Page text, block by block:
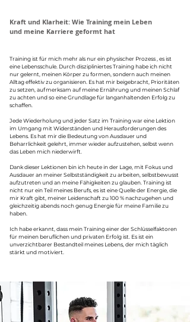
Kraft und Klarheit: Wie Training mein Leben
und meine Karriere geformt hat
Training ist für mich mehr als nur ein physischer Prozess , es ist
eine Lebensschule. Durch diszipliniertes Training habe ich nicht
nur gelernt, meinen Körper zu formen, sondern auch meinen
Alltag effektiv zu organisieren. Es hat mir beigebracht, Prioritäten
zu setzen, aufmerksam auf meine Ernährung und meinen Schlaf
zu achten und so eine Grundlage für langanhaltenden Erfolg zu
schaffen.
Jede Wiederholung und jeder Satz im Training war eine Lektion
im Umgang mit Widerständen und Herausforderungen des
Lebens. Es hat mir die Bedeutung von Ausdauer und
Beharrlichkeit gelehrt, immer wieder aufzustehen, selbst wenn
das Leben mich niederwirft.
Dank dieser Lektionen bin ich heute in der Lage, mit Fokus und
Ausdauer an meiner Selbstständigkeit zu arbeiten, selbstbewusst
aufzutreten und an meine Fähigkeiten zu glauben. Training ist
nicht nur ein Teil meines Berufs, es ist eine Quelle der Energie, die
mir Kraft gibt, meiner Leidenschaft zu 100 % nachzugehen und
gleichzeitig abends noch genug Energie für meine Familie zu
haben.
Ich habe erkannt, dass mein Training einer der Schlüsselfaktoren
für meinen beruflichen und privaten Erfolg ist. Es ist ein
unverzichtbarer Bestandteil meines Lebens, der mich täglich
stärkt und motiviert.